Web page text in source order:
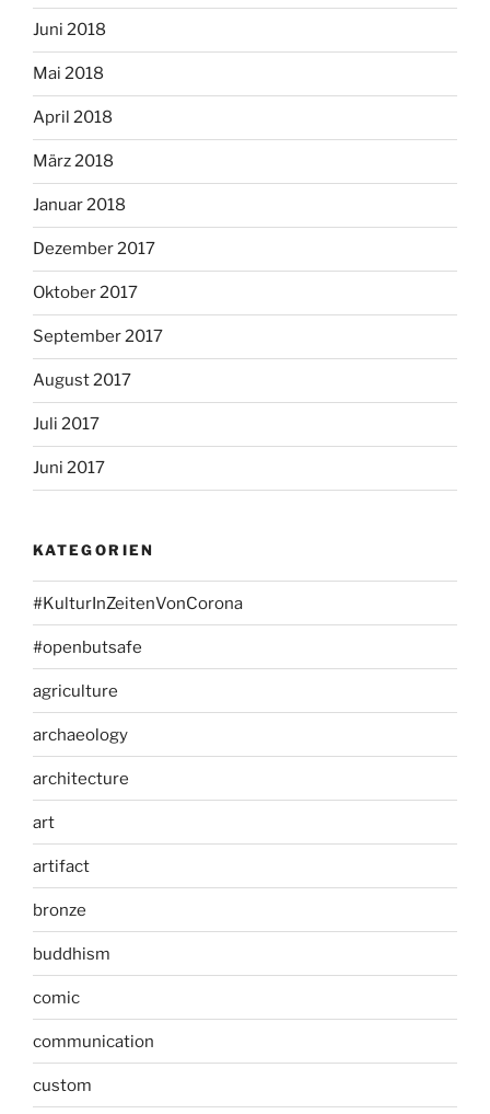
Juni 2018
Mai 2018
April 2018
März 2018
Januar 2018
Dezember 2017
Oktober 2017
September 2017
August 2017
Juli 2017
Juni 2017
KATEGORIEN
#KulturInZeitenVonCorona
#openbutsafe
agriculture
archaeology
architecture
art
artifact
bronze
buddhism
comic
communication
custom